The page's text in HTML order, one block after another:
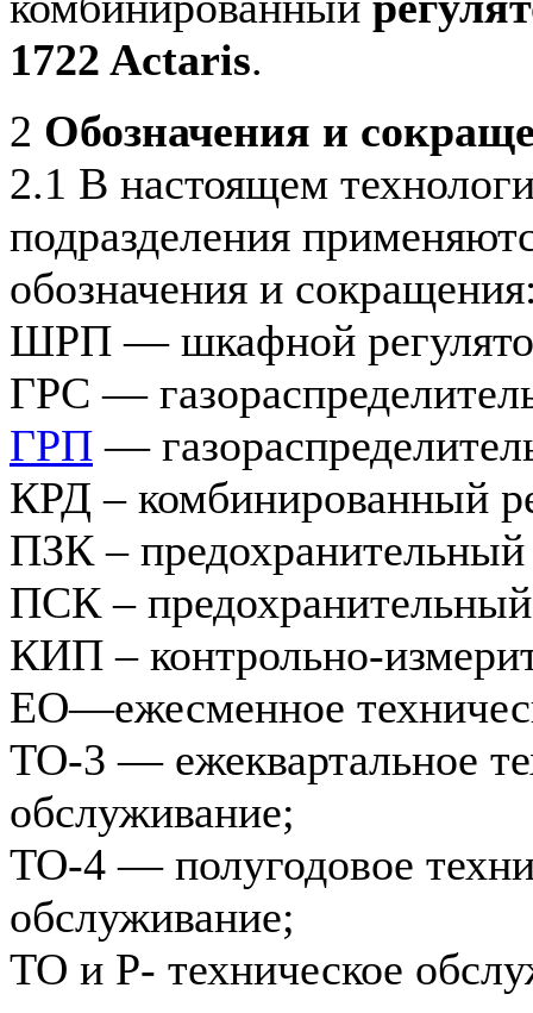
1722 Actaris.
2 Обозначения и
2.1 В настоящем
подразделения
обозначения и
ШРП — шкафной
ГРС —
ГРП —
КРД – комбинированный
ПЗК –
ПСК –
КИП – контрольно-
ЕО—ежесменное
ТО-3 — ежеквартальное
обслуживание;
ТО-4 — полугодовое
обслуживание;
ТО и Р- техническое